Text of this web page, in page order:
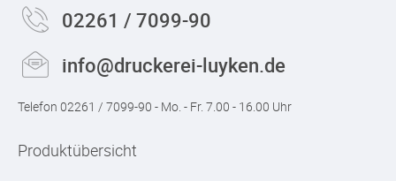
02261 / 7099-90
info@druckerei-luyken.de
Telefon 02261 / 7099-90 - Mo. - Fr. 7.00 - 16.00 Uhr
Produktübersicht